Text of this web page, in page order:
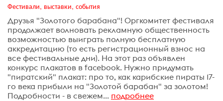
Фестивали, выставки, события
Друзья "Золотого барабана"! Оргкомитет фестиваля
продолжает волновать рекламную общественность
возможностью выиграть полную бесплатную
аккредитацию (то есть регистрационный взнос на
все фестивальные дни). На этот раз объявлен
конкурс плакатов в facebook. Нужно придумать
"пиратский" плакат: про то, как карибские пираты 17-
го века прибыли на "Золотой барабан" за золотом!
Подробности - в свежем... подробнее